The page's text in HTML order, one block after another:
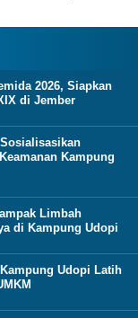
2026, Siapkan
di Jember
Kampung
Limbah
di Kampung Udopi
Udopi Latih